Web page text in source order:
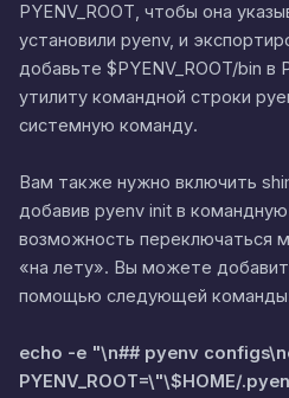
PYENV_ROOT, чтобы она
установили pyenv, и
добавьте $PYENV_ROOT/bin в
утилиту командной строки
системную команду.
Вам также нужно включить
добавив pyenv init в
возможность переключаться
«на лету». Вы можете
помощью следующей
echo -e "\n## pyenv
PYENV_ROOT=\"\$HOME/